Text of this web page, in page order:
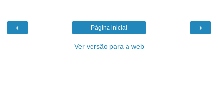
‹ ›
Página inicial
Ver versão para a web